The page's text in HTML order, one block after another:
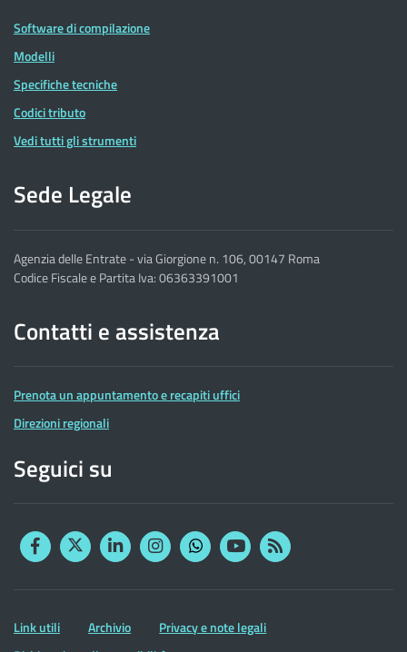
Software di compilazione
Modelli
Specifiche tecniche
Codici tributo
Vedi tutti gli strumenti
Sede Legale
Agenzia delle Entrate - via Giorgione n. 106, 00147 Roma
Codice Fiscale e Partita Iva: 06363391001
Contatti e assistenza
Prenota un appuntamento e recapiti uffici
Direzioni regionali
Seguici su
FacebookTwitterLinkedinInstagram
YouTubeRSS
Altre
informazioni
Link utili Archivio
Privacy e note legali